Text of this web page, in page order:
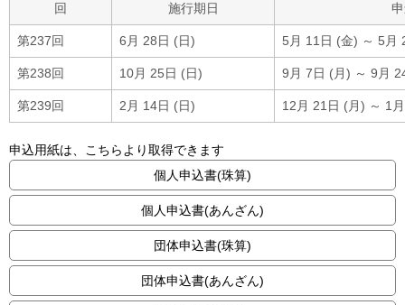
回 施行期日
第237回 6月 28日 (日) 5月 11日 (金) ～ 5月
第238回 10月 25日 (日) 9月 7日 (月) ～ 9月
第239回 2月 14日 (日) 12月 21日 (月) ～ 1
申込用紙は、こちらより取得できます
個人申込書(珠算)
個人申込書(あんざん)
団体申込書(珠算)
団体申込書(あんざん)